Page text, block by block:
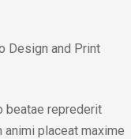
Design and Print
beatae reprederit
placeat maxime